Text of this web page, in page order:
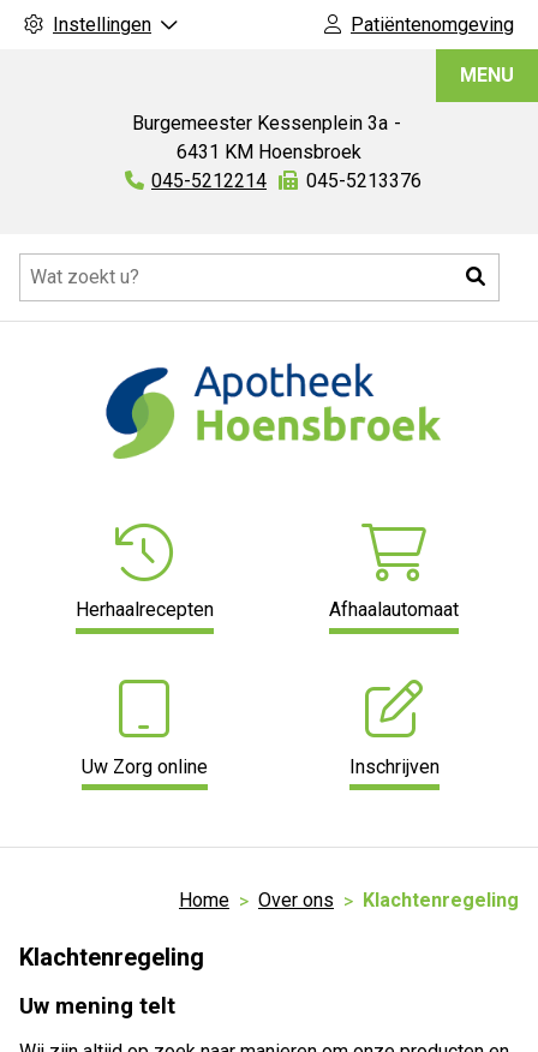
Instellingen Patiëntenomgeving
Burgemeester Kessenplein 3a
6431 KM Hoensbroek
Tel:
045-5212214 Fax:
045-5213376
MENU
Herhaalrecepten Afhaalautomaat
Uw Zorg online Inschrijven
Home Over ons Klachtenregeling
Klachtenregeling
Uw mening telt